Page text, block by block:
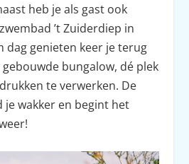
heb je als gast ook
’t Zuiderdiep in
dag genieten keer je terug
bungalow, dé plek
te verwerken. De
je wakker en begint het